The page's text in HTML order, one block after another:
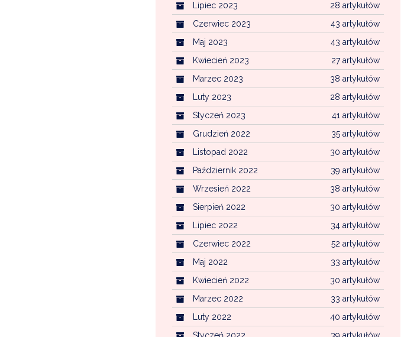
28 artykułów
Lipiec 2023
43 artykułów
Czerwiec 2023
43 artykułów
Maj 2023
27 artykułów
Kwiecień 2023
38 artykułów
Marzec 2023
28 artykułów
Luty 2023
41 artykułów
Styczeń 2023
35 artykułów
Grudzień 2022
30 artykułów
Listopad 2022
39 artykułów
Październik 2022
38 artykułów
Wrzesień 2022
30 artykułów
Sierpień 2022
34 artykułów
Lipiec 2022
52 artykułów
Czerwiec 2022
33 artykułów
Maj 2022
30 artykułów
Kwiecień 2022
33 artykułów
Marzec 2022
40 artykułów
Luty 2022